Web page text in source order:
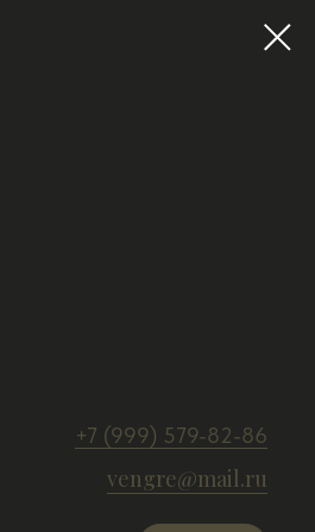
+7 (999) 579-82-86
vengre@mail.ru